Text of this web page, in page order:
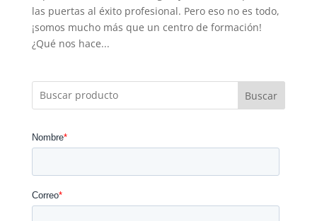
las puertas al éxito profesional. Pero eso no es todo,
¡somos mucho más que un centro de formación!
¿Qué nos hace...
Buscar